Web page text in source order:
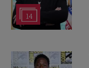
14